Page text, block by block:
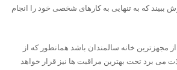
ببیند که به تنهایی به کارهای شخصی خود را انجام
مجهزترین خانه سالمندان باشد همانطور که از
می برد تحت بهترین مراقبت ها نیز قرار خواهد